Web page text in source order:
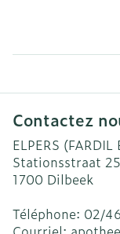
Contactez
ELPERS (FARDIL
Stationsstraat
1700 Dilbeek
Téléphone: 02/